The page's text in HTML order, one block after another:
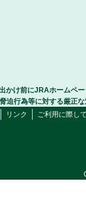
かけ前にJRAホームペ
迫行為等に対する厳正
リンク ご利用に際し